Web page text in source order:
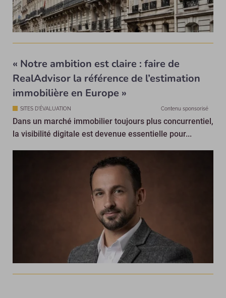
« Notre ambition est claire : faire de
RealAdvisor la référence de l’estimation
immobilière en Europe »
SITES D'ÉVALUATION Contenu sponsorisé
Dans un marché immobilier toujours plus concurrentiel,
la visibilité digitale est devenue essentielle pour...